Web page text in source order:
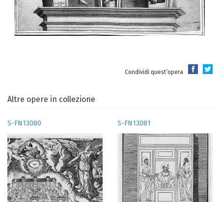
Condividi quest’opera
Altre opere in collezione
S-FN13080 S-FN13081